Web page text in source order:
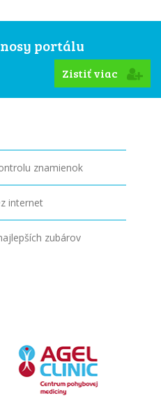
portálu
Zistiť viac
znamienok
internet
zubárov